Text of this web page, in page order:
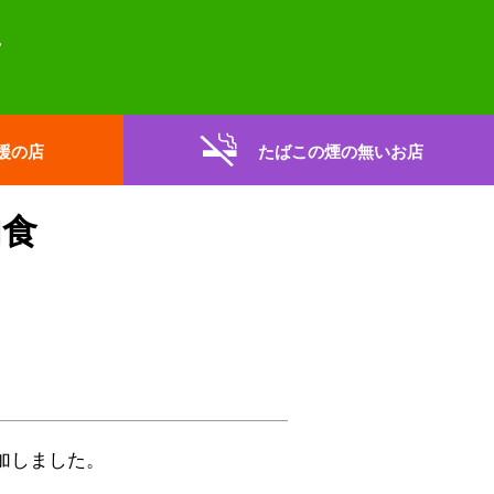
の店 たばこの煙の無いお店
しました。